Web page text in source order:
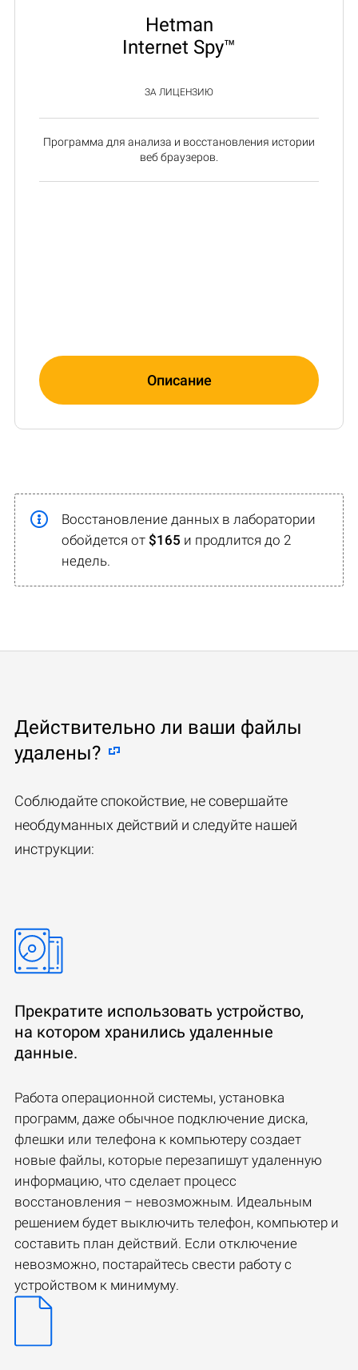
Hetman
Internet Spy™
ЗА ЛИЦЕНЗИЮ
Программа для анализа и восстановления истории
веб браузеров.
Описание
Восстановление данных в лаборатории
обойдется от $165 и продлится до 2
недель.
Действительно ли ваши файлы
удалены?
Соблюдайте спокойствие, не совершайте
необдуманных действий и следуйте нашей
инструкции:
Прекратите использовать устройство,
на котором хранились удаленные
данные.
Работа операционной системы, установка
программ, даже обычное подключение диска,
флешки или телефона к компьютеру создает
новые файлы, которые перезапишут удаленную
информацию, что сделает процесс
восстановления – невозможным. Идеальным
решением будет выключить телефон, компьютер и
составить план действий. Если отключение
невозможно, постарайтесь свести работу с
устройством к минимуму.